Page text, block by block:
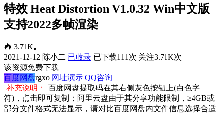
特效 Heat Distortion V1.0.32 Win中文版
支持2022多帧渲染
3.71K。
2021-12-12 陈小二 已收录 已下载111次 关注3.71K次
该资源免费下载
百度网盘rgxo 网址演示 QQ咨询
补充说明：
百度网盘提取码在其右侧灰色按钮上(白色字
符)，点击即可复制；阿里云盘由于其分享功能限制，≥4GB或
部分文件格式无法显示，请对比百度网盘内文件信息选择合适